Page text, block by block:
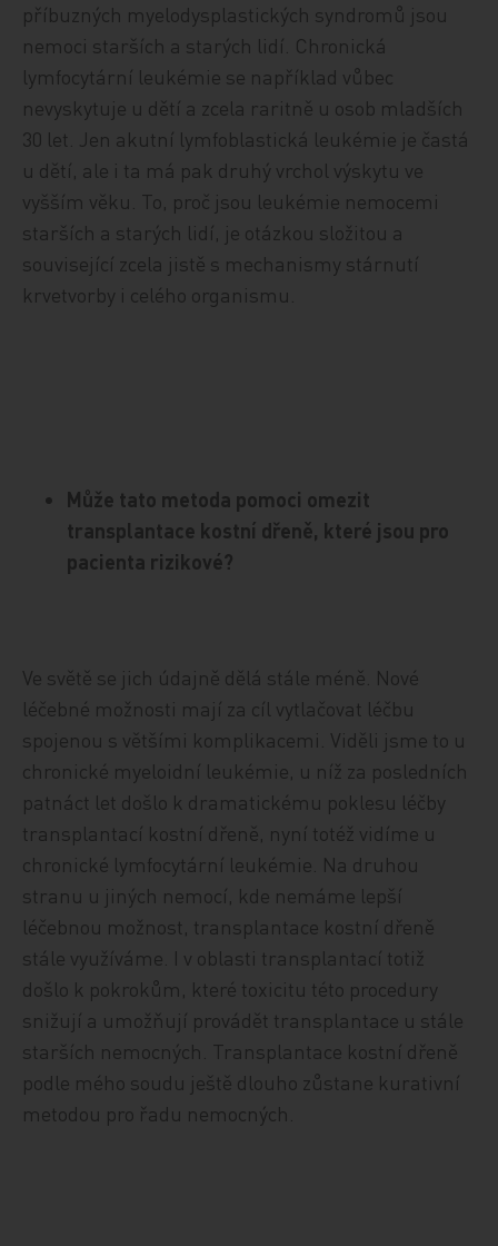
příbuzných myelodysplastických syndromů jsou
nemoci starších a starých lidí. Chronická
lymfocytární leukémie se například vůbec
nevyskytuje u dětí a zcela raritně u osob mladších
30 let. Jen akutní lymfoblastická leukémie je častá
u dětí, ale i ta má pak druhý vrchol výskytu ve
vyšším věku. To, proč jsou leukémie nemocemi
starších a starých lidí, je otázkou složitou a
související zcela jistě s mechanismy stárnutí
krvetvorby i celého organismu.
Může tato metoda pomoci omezit
transplantace kostní dřeně, které jsou pro
pacienta rizikové?
Ve světě se jich údajně dělá stále méně. Nové
léčebné možnosti mají za cíl vytlačovat léčbu
spojenou s většími komplikacemi. Viděli jsme to u
chronické myeloidní leukémie, u níž za posledních
patnáct let došlo k dramatickému poklesu léčby
transplantací kostní dřeně, nyní totéž vidíme u
chronické lymfocytární leukémie. Na druhou
stranu u jiných nemocí, kde nemáme lepší
léčebnou možnost, transplantace kostní dřeně
stále využíváme. I v oblasti transplantací totiž
došlo k pokrokům, které toxicitu této procedury
snižují a umožňují provádět transplantace u stále
starších nemocných. Transplantace kostní dřeně
podle mého soudu ještě dlouho zůstane kurativní
metodou pro řadu nemocných.